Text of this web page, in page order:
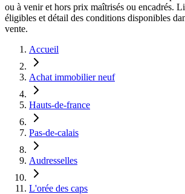
ou à venir et hors prix maîtrisés ou encadrés.
éligibles et détail des conditions disponibles
vente.
Accueil
Achat immobilier neuf
Hauts-de-france
Pas-de-calais
Audresselles
L'orée des caps